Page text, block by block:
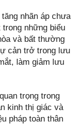
nhãn áp chưa
những biểu
và bất thường
cản trở trong lưu
làm giảm lưu
trọng trong
kinh thị giác và
pháp toàn thân